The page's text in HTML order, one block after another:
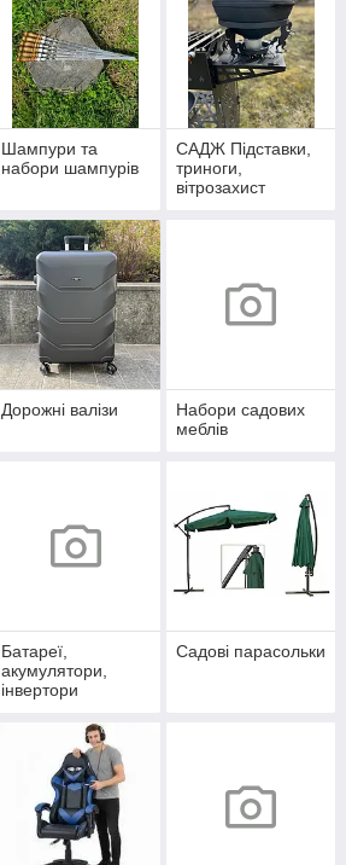
Шампури та
набори шампурів
САДЖ Підставки,
триноги,
вітрозахист
Дорожні валізи
Набори садових
меблів
Батареї,
акумулятори,
інвертори
Садові парасольки